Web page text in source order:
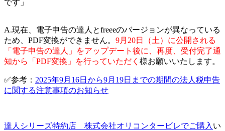
です」
A.現在、電子申告の達人とfreeeのバージョンが異なっている
ため、PDF変換ができません。 9月20日（土）に公開される
「電子申告の達人」をアップデート後に、再度、受付完了通
知から「PDF変換」を行っていただく 様お願いいたします。
✅参考： 2025年9月16日から9月19日までの期間の法人税申告
に関する注意事項のお知らせ
達人シリーズ特約店 株式会社オリコンタービレでご購入 い